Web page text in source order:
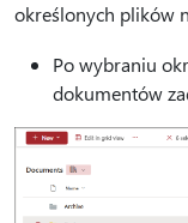
określonych plików
Po wybraniu
dokumentów